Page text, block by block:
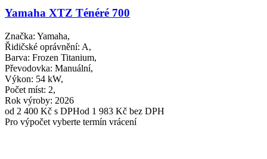
Yamaha XTZ Ténéré 700
Značka: Yamaha,
Řidičské oprávnění: A,
Barva: Frozen Titanium,
Převodovka: Manuální,
Výkon: 54 kW,
Počet míst: 2,
Rok výroby: 2026
od 2 400 Kč s DPHod 1 983 Kč bez DPH
Pro výpočet vyberte termín vrácení